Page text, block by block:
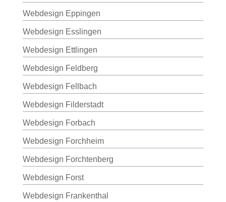
Webdesign Eppingen
Webdesign Esslingen
Webdesign Ettlingen
Webdesign Feldberg
Webdesign Fellbach
Webdesign Filderstadt
Webdesign Forbach
Webdesign Forchheim
Webdesign Forchtenberg
Webdesign Forst
Webdesign Frankenthal